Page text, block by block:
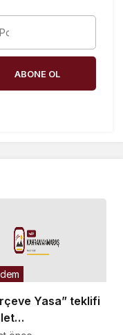
ABONE OL
Yasa” teklifi